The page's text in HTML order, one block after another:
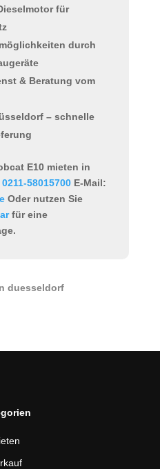
für
durch
& Beratung vom
– schnelle
E10 mieten in
0211-58015700E-Mail:
Oder nutzen Sie
für eine
duesseldorf